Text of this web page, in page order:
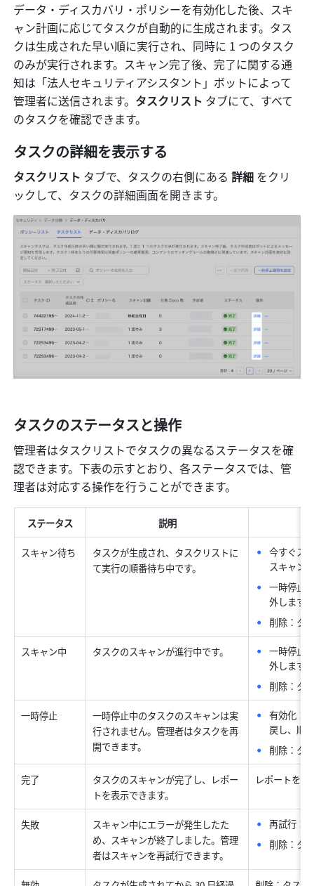
データ・ディスカバリ・ポリシーを有効化した後、スキ
ャン計画に応じてタスクが自動的に生成されます。タス
クは生成された早い順に実行され、同時に 1 つのタスク
のみが実行されます。スキャン完了後、完了に関する通
知は「法人セキュリティアシスタント」ボットによって
管理者に送信されます。 タスクリスト タブにて、すべて
のタスクを確認できます。
タスクの詳細を表示する
タスクリスト タブで、タスクの右側にある 詳細 をクリ
ックして、タスクの詳細画面を開きます。
タスクのステータスと操作
管理者はタスクリストでタスクの異なるステータスを確
認できます。下表の示すとおり、各ステータスでは、管
理者は対応する操作を行うことができます。
ステータス 説明
スキャン待ち
タスクが生成され、タスクリストに
て実行の順番待ち中です。
今すぐス
スキャン
一時停止
外します。
削除：タ
スキャン中 タスクのスキャンが進行中です。
一時停止
外します。
削除：タ
一時停止
一時停止中のタスクのスキャンは実
行されません。管理者はタスクを再
開できます。
有効化：
戻し、順
削除：タ
完了
タスクのスキャンが完了し、レポー
トを表示できます。
レポートを
失敗
スキャン中にエラーが発生したた
め、スキャンが終了しました。管理
者はスキャンを再試行できます。
再試行：
削除：タ